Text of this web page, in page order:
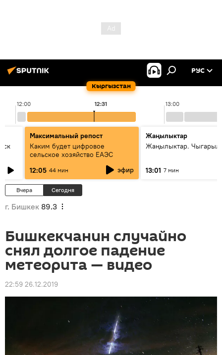
Кыргызстан
РУС
12:00 13:00
12:31
Максимальный репост
Каким будет цифровое
сельское хозяйство ЕАЭС
12:05 44 мин эфир
Жаңылыктар
Жаңылыктар.
13:01 7 мин
Вчера Сегодня
г. Бишкек 89.3
Бишкекчанин случайно
снял долгое падение
метеорита — видео
22:59 26.12.2019